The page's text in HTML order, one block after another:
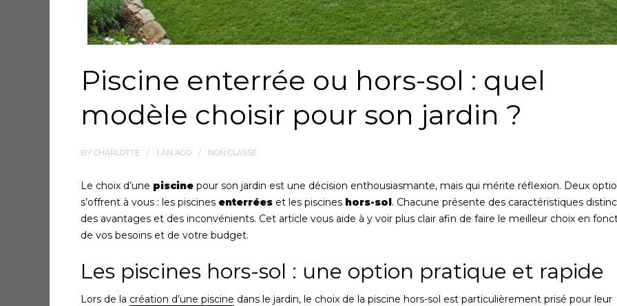
Piscine enterrée ou hors-sol : quel
modèle choisir pour son jardin ?
BY CHARLOTTE 1 AN AGO NON CLASSÉ
Le choix d’une piscine pour son jardin est une décision enthousiasmante, mais qui mérite réflexion. Deux
s’offrent à vous : les piscines enterrées et les piscines hors-sol. Chacune présente des caractéristiques
des avantages et des inconvénients. Cet article vous aide à y voir plus clair afin de faire le meilleur choix en
de vos besoins et de votre budget.
Les piscines hors-sol : une option pratique et rapide
Lors de la création d’une piscine dans le jardin, le choix de la piscine hors-sol est particulièrement prisé pour leur